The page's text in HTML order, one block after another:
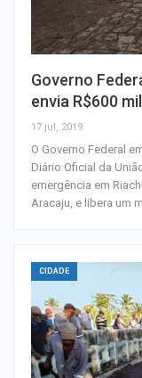
Governo
envia R$600
17 jul, 2019
O Governo Federal
Diário Oficial da
emergência em
Aracaju, e libera um
CIDADE